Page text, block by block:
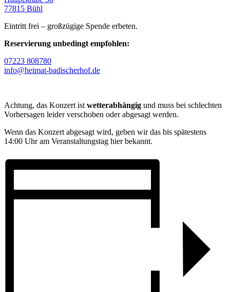
77815 Bühl
Eintritt frei – großzügige Spende erbeten.
Reservierung unbedingt empfohlen:
07223 808780
info@heimat-badischerhof.de
Achtung, das Konzert ist wetterabhängig und muss bei schlechten
Vorhersagen leider verschoben oder abgesagt werden.
Wenn das Konzert abgesagt wird, geben wir das bis spätestens
14:00 Uhr am Veranstaltungstag hier bekannt.